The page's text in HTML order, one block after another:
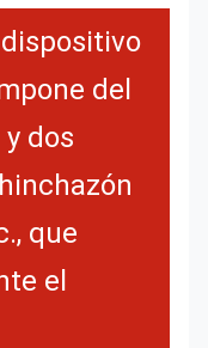
del
dos
que
el